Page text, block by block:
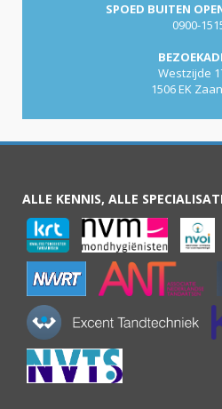
SPOED BUITEN
0900-
Westzijde
1506 EK
ALLE KENNIS, ALLE